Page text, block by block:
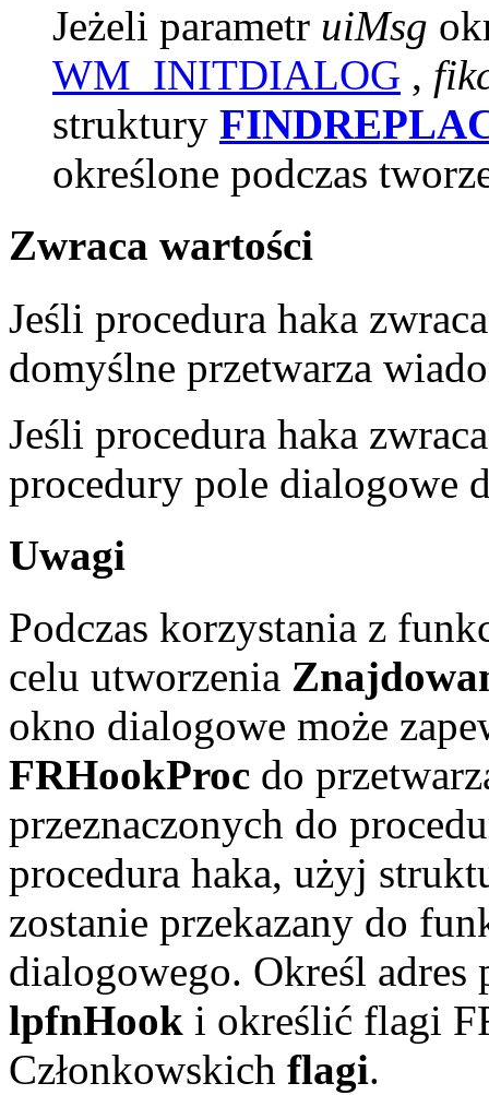
Jeżeli parametr uiMsg
WM_INITDIALOG ,
struktury
określone podczas
Zwraca wartości
Jeśli procedura haka
domyślne przetwarza
Jeśli procedura haka
procedury pole dialogowe
Uwagi
Podczas korzystania z
celu utworzenia
okno dialogowe może
FRHookProc do
przeznaczonych do
procedura haka, użyj
zostanie przekazany do
dialogowego. Określ adres
lpfnHook i określić flagi
Członkowskich flagi.